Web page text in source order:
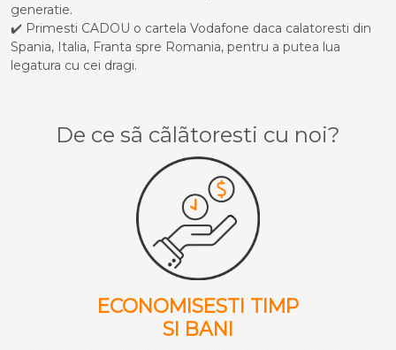
generatie.
✔️ Primesti CADOU o cartela Vodafone daca calatoresti din
Spania, Italia, Franta spre Romania, pentru a putea lua
legatura cu cei dragi.
De ce sã cãlãtoresti cu noi?
ECONOMISESTI TIMP
SI BANI